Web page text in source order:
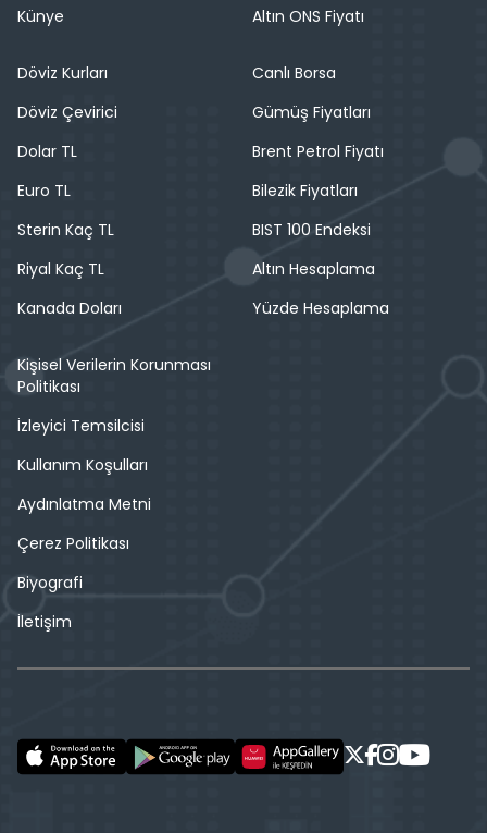
Künye
Altın ONS Fiyatı
Döviz Kurları
Döviz Çevirici
Dolar TL
Euro TL
Sterin Kaç TL
Riyal Kaç TL
Kanada Doları
Canlı Borsa
Gümüş Fiyatları
Brent Petrol Fiyatı
Bilezik Fiyatları
BIST 100 Endeksi
Altın Hesaplama
Yüzde Hesaplama
Kişisel Verilerin Korunması
Politikası
İzleyici Temsilcisi
Kullanım Koşulları
Aydınlatma Metni
Çerez Politikası
Biyografi
İletişim